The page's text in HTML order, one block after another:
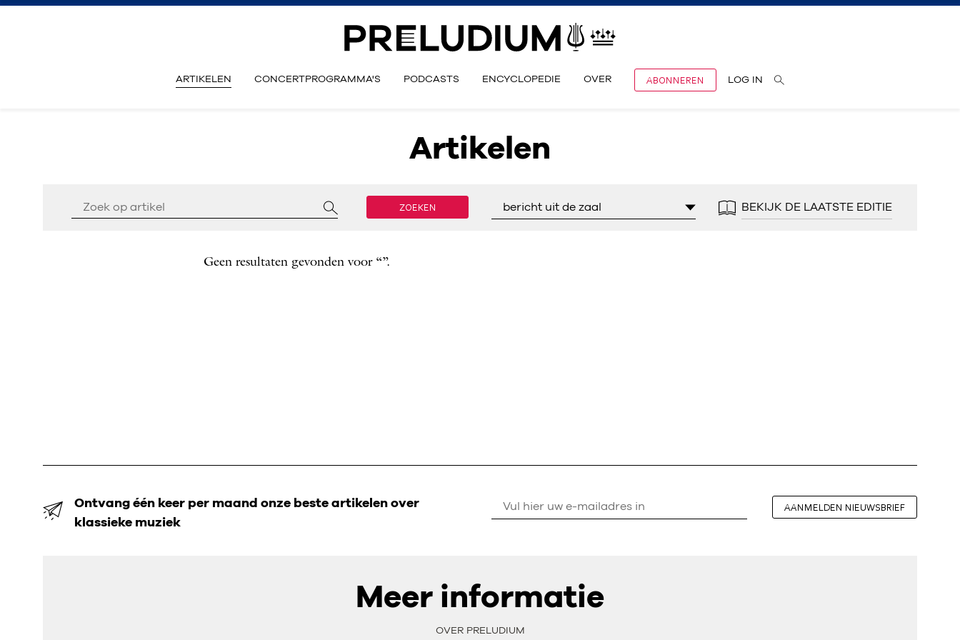
ARTIKELEN CONCERTPROGRAMMA'S PODCASTS ENCYCLOPEDIE OVER ABONNEREN LOG IN
Artikelen
ZOEKEN bericht uit de zaal BEKIJK DE LAATSTE EDITIE
Geen resultaten gevonden voor “”.
Ontvang één keer per maand onze beste artikelen over
klassieke muziek
AANMELDEN NIEUWSBRIEF
Meer informatie
OVER PRELUDIUM